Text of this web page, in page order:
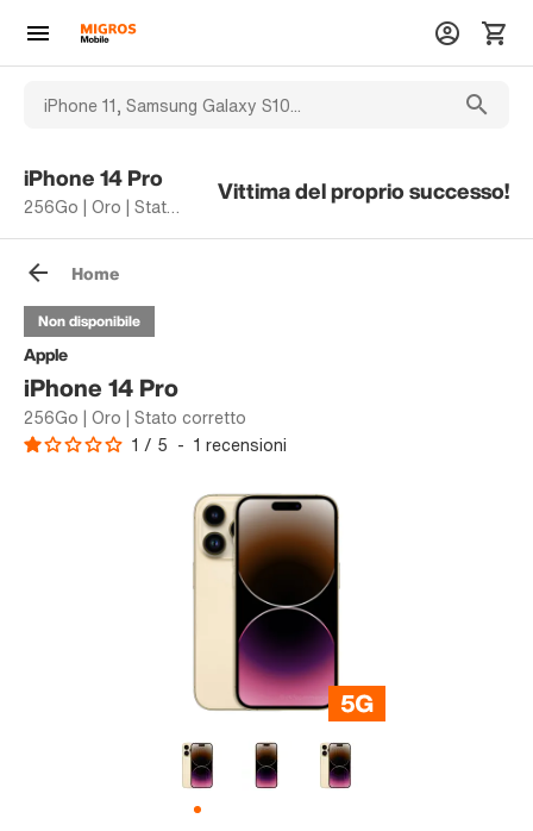
iPhone 14 Pro
256Go | Oro | Stato corretto
Vittima del proprio successo!
Home
Apple
iPhone 14 Pro
256Go | Oro | Stato corretto
1 / 5 - 1 recensioni
Non disponibile